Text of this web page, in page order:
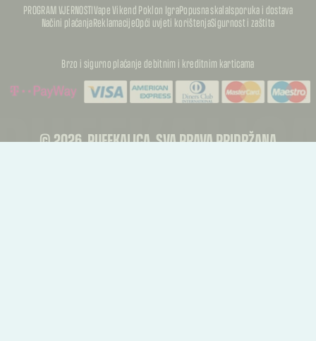
PROGRAM VJERNOSTIVape Vikend Poklon IgraPopusna skalaIsporuka i dostava
Načini plaćanjaReklamacijeOpći uvjeti korištenjaSigurnost i zaštita
Brzo i sigurno plaćanje debitnim i kreditnim karticama
© 2026, PUFFKALICA. SVA PRAVA PRIDRŽANA